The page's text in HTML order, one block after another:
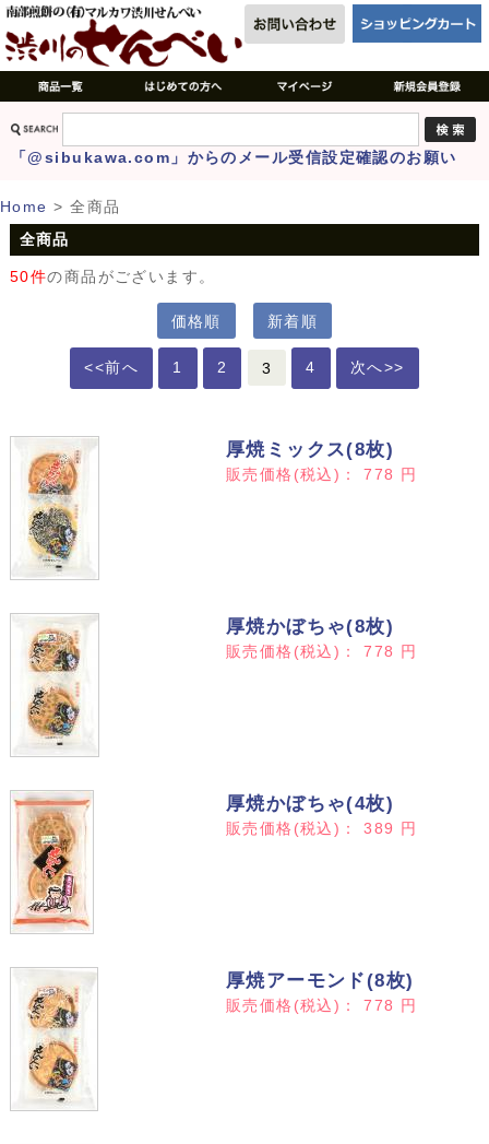
「@sibukawa.com」からのメール受信設定確認のお願い
Home >全商品
全商品
50件の商品がございます。
価格順 新着順
<<前へ 1 2 3 4 次へ>>
厚焼ミックス(8枚)
販売価格(税込)：778 円
厚焼かぼちゃ(8枚)
販売価格(税込)：778 円
厚焼かぼちゃ(4枚)
販売価格(税込)：389 円
厚焼アーモンド(8枚)
販売価格(税込)：778 円